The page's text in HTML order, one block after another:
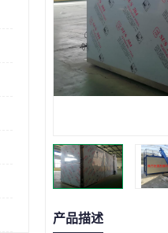
产品描述